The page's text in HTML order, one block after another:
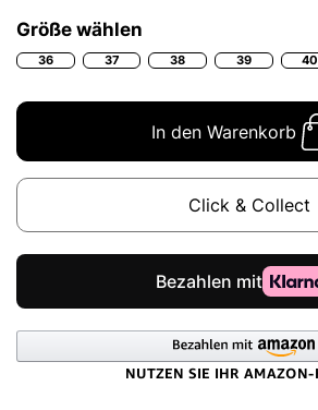
Größe wählen
36 37 38 39 40
In den Warenkorb
Click & Collect